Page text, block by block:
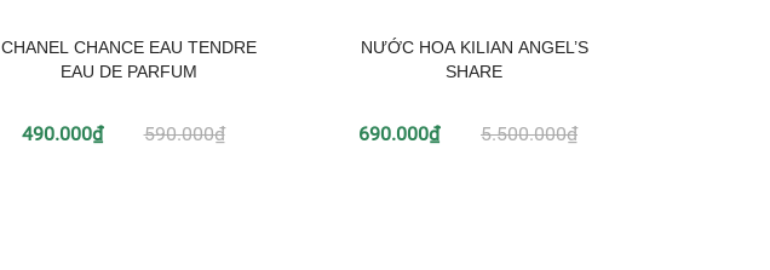
CHANEL CHANCE EAU TENDRE
EAU DE PARFUM
490.000₫ 590.000₫
NƯỚC HOA KILIAN ANGEL’S
SHARE
690.000₫ 5.500.000₫